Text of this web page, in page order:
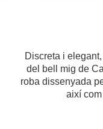
Discreta i
del bell mig de
roba dissenyada
així